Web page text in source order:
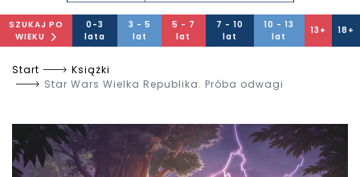
SZUKAJ PO
WIEKU
0-3
lata
3 - 5
lat
5 - 7
lat
7 - 10
lat
10 - 13
lat
13+ 18+
Start
Książki
Star Wars Wielka Republika. Próba odwagi